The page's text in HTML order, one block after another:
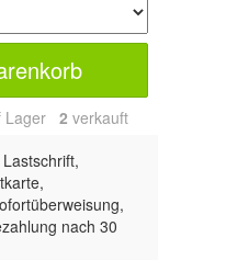
Lager 2 verkauft
nach 30